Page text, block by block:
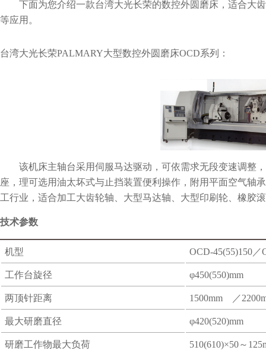
下面为您介绍一款台湾大光长荣的数控外圆磨床，适合大
等应用。
台湾大光长荣PALMARY大型数控外圆磨床OCD系列：
该机床主轴台采用伺服马达驱动，可依需求无段变速调整
座，理可选用油太坏式与止挡装置便利操作，附用平面空气轴
工行业，适合加工大齿轮轴、大型马达轴、大型印刷轮、橡胶
技术参数
机型 OCD-45(55)150／
工作台旋径 φ450(550)mm
两顶针距离 1500mm ／
最大研磨直径 φ420(520)mm
研磨工作物最大负荷 510(610)×50～